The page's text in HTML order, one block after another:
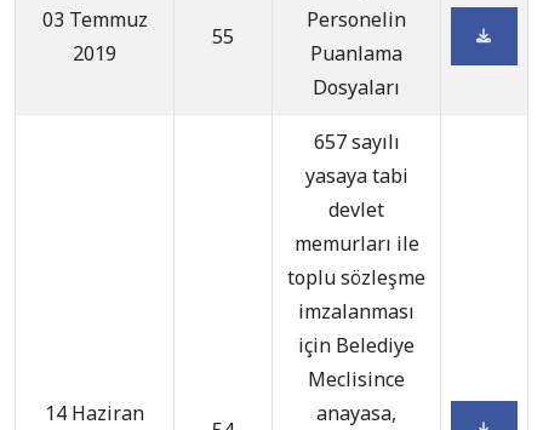
03 Temmuz
2019
55
Personelin
Puanlama
Dosyaları
14 Haziran
657 sayılı
yasaya tabi
devlet
memurları ile
toplu sözleşme
imzalanması
için Belediye
Meclisince
anayasa,